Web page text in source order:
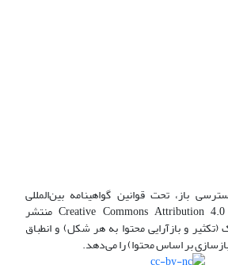
باز، تحت قوانین گواهینامه بین‌المللی
Creative Commons Attribution 4.0 International License منتشر
و بازآرایی محتوا به هر شکل) و انطباق
بر اساس محتوا) را می‌دهد.